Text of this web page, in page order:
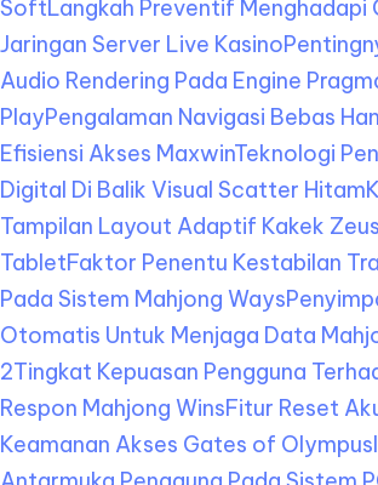
SoftLangkah Preventif Menghadapi
Jaringan Server Live Kasino
Audio Rendering Pada Engine
PlayPengalaman Navigasi Bebas
Efisiensi Akses MaxwinTeknologi
Digital Di Balik Visual Scatter Hitam
Tampilan Layout Adaptif Kakek
TabletFaktor Penentu Kestabilan
Pada Sistem Mahjong Ways
Otomatis Untuk Menjaga Data
2Tingkat Kepuasan Pengguna
Respon Mahjong WinsFitur Reset
Keamanan Akses Gates of Olympus